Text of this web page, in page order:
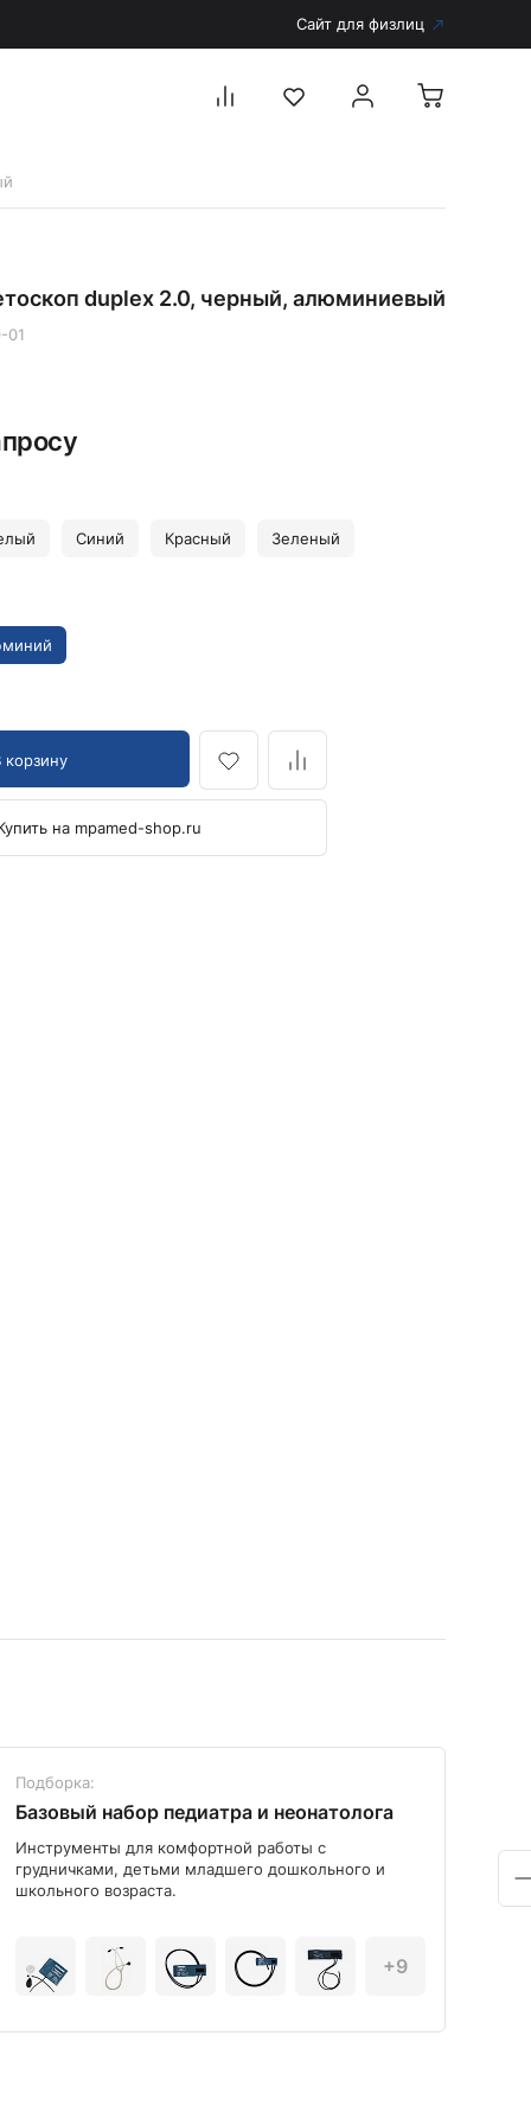
Сайт для физлиц
Аксессуары для дерматоскопов
Запасные части и комплектующие
Аксессуары для ларингоскопов
Стандартные ларингоскопы
Отоскопы и ЛОР-наборы
ЛОР-наборы
Отоскопы
Ушные воронки для отоскопов
duplex 2.0, черный, алюминиевый
01
Синий Красный Зеленый
корзину
на mpamed-shop.ru
Подборка:
Базовый набор педиатра и неонатолога
Инструменты для комфортной работы с
грудничками, детьми младшего дошкольного и
школьного возраста.
+9